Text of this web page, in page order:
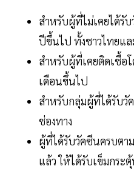
สำหรับผู้ที่ไม่เคยได้รั
ปีขึ้นไป ทั้งชาวไทยแล
สำหรับผู้ที่เคยติดเชื้อ
เดือนขึ้นไป
สำหรับกลุ่มผู้ที่ได้รับ
ช่องทาง
ผู้ที่ได้รับวัคซีนครบตา
แล้ว ให้ได้รับเข็มกระ